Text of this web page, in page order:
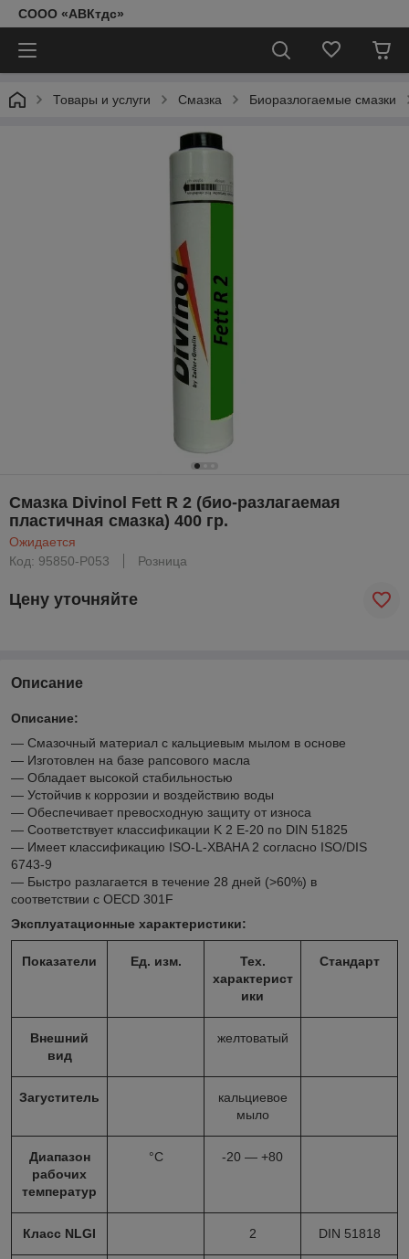
СООО «АВКтдс»
Товары и услуги Смазка Биоразлогаемые смазки
Смазка Divinol Fett R 2 (био-разлагаемая
пластичная смазка) 400 гр.
Ожидается
Код: 95850-P053
Розница
Цену уточняйте
Описание
Описание:
— Смазочный материал с кальциевым мылом в основе
— Изготовлен на базе рапсового масла
— Обладает высокой стабильностью
— Устойчив к коррозии и воздействию воды
— Обеспечивает превосходную защиту от износа
— Соответствует классификации K 2 E-20 по DIN 51825
— Имеет классификацию ISO-L-XBAHA 2 согласно ISO/DIS
6743-9
— Быстро разлагается в течение 28 дней (>60%) в
соответствии с OECD 301F
Эксплуатационные характеристики:
Показатели Ед. изм.
Тех.
характерист
ики
Стандарт
Внешний
вид
желтоватый
Загуститель
кальциевое
мыло
Диапазон
рабочих
температур
°С -20 — +80
Класс NLGI 2 DIN 51818